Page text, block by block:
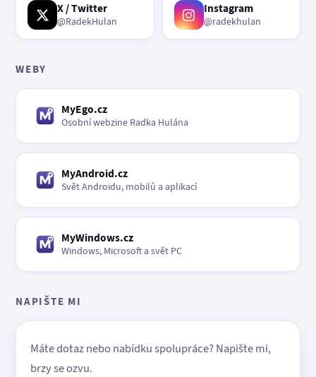
X / Twitter
@RadekHulan
Instagram
@radekhulan
WEBY
MyEgo.cz
Osobní webzine Radka Hulána
MyAndroid.cz
Svět Androidu, mobilů a aplikací
MyWindows.cz
Windows, Microsoft a svět PC
NAPIŠTE MI
Máte dotaz nebo nabídku spolupráce? Napište mi,
brzy se ozvu.